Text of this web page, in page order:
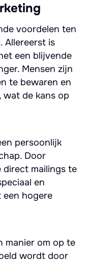
voordelen ten
Allereerst is
een blijvende
Mensen zijn
te bewaren en
wat de kans op
persoonlijk
Door
direct mailings te
en
een hogere
manier om op te
wordt door